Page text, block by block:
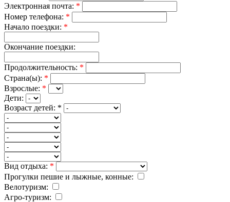
Электронная почта: *
Номер телефона: *
Начало поездки: *
Окончание поездки:
Продолжительность: *
Страна(ы): *
Взрослые: *
Дети:
Возраст детей: *
Вид отдыха: *
Прогулки пешие и лыжные, конные:
Велотуризм:
Агро-туризм: